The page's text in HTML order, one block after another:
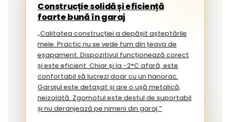
Construcție solidă și eficiență
foarte bună în garaj
„Calitatea construcției a depășit așteptările
mele. Practic nu se vede fum din țeava de
eșapament. Dispozitivul funcționează corect
și este eficient. Chiar și la -2°C afară, este
confortabil să lucrezi doar cu un hanorac.
Garajul este detașat și are o ușă metalică,
neizolată. Zgomotul este destul de suportabil
și nu deranjează pe nimeni din garaj.”